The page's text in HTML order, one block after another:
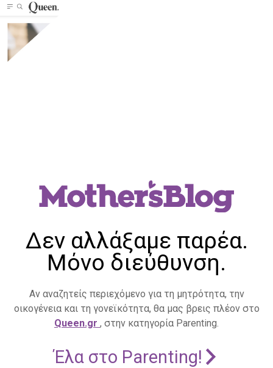
Δεν αλλάξαμε παρέα.
Μόνο διεύθυνση.
Αν αναζητείς περιεχόμενο για τη μητρότητα, την
οικογένεια και τη γονεϊκότητα, θα μας βρεις πλέον στο
Queen.gr , στην κατηγορία Parenting.
Έλα στο Parenting!